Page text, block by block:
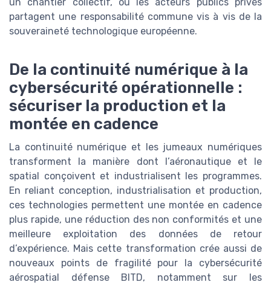
partagent une responsabilité commune vis à vis de la
souveraineté technologique européenne.
De la continuité numérique à la
cybersécurité opérationnelle :
sécuriser la production et la
montée en cadence
La continuité numérique et les jumeaux numériques
transforment la manière dont l’aéronautique et le
spatial conçoivent et industrialisent les programmes.
En reliant conception, industrialisation et production,
ces technologies permettent une montée en cadence
plus rapide, une réduction des non conformités et une
meilleure exploitation des données de retour
d’expérience. Mais cette transformation crée aussi de
nouveaux points de fragilité pour la cybersécurité
aérospatial défense BITD, notamment sur les